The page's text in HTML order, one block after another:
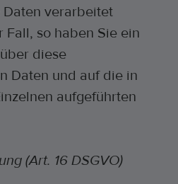
verarbeitet
so haben Sie ein
diese
Daten und auf die in
aufgeführten
(Art. 16 DSGVO)